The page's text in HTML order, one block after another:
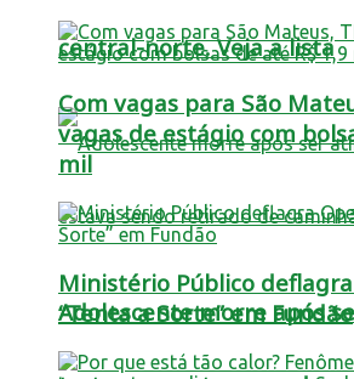
central-norte. Veja a lista
Adolescente morre após
Com vagas para São
vagas de estágio com
mil
Ministério Público
“Tenta a Sorte” em Fundão